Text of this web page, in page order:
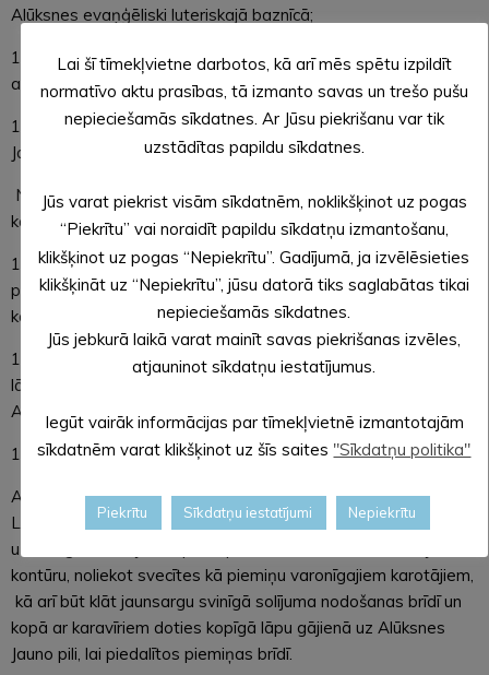
Alūksnes evaņģēliski luteriskajā baznīcā;
10.30 – ziedu nolikšana pie Lāčplēša Kara ordeņa kavalieru
atdusas vietām Alūksnes Lielajos kapos un Garnizona kapos;
15.30 – jauktā kora “Burtnieks” svētku koncerts Alūksnes
Jaunajā pilī;
No 16.30 – Latvijas kontūras veidošana pie 7. Siguldas
kājnieku pulka pieminekļa, noliekot svecītes;
17.30 – svētbrīdis un ziedu nolikšana pie 7. Siguldas kājnieku
pulka pieminekļa, pieminot Brīvības cīņās kritušos pulka
karavīrus. Jaunsargu svinīgais solījums;
18.00 – ikviens iedzīvotājs aicināts kopā ar karavīriem doties
lāpu gājienā no 7. Siguldas kājnieku pulka pieminekļa uz
Alūksnes Jauno pili;
18.30 – piemiņas brīdis pie Alūksnes Jaunās pils.
Aicinām novada iestādes un iedzīvotājus iesaistīties
Lāčplēša dienas pasākumos, apmeklējot koncertu, dodoties
uz 7. Siguldas kājnieku pulka pieminekli, lai veidotu Latvijas
kontūru, noliekot svecītes kā piemiņu varonīgajiem karotājiem,
kā arī būt klāt jaunsargu svinīgā solījuma nodošanas brīdī un
kopā ar karavīriem doties kopīgā lāpu gājienā uz Alūksnes
Jauno pili, lai piedalītos piemiņas brīdī.
Lai šī tīmekļvietne darbotos, kā arī mēs spētu izpildīt
normatīvo aktu prasības, tā izmanto savas un trešo pušu
nepieciešamās sīkdatnes. Ar Jūsu piekrišanu var tik
uzstādītas papildu sīkdatnes.
Jūs varat piekrist visām sīkdatnēm, noklikšķinot uz pogas
“Piekrītu” vai noraidīt papildu sīkdatņu izmantošanu,
klikšķinot uz pogas “Nepiekrītu”. Gadījumā, ja izvēlēsieties
klikšķināt uz “Nepiekrītu”, jūsu datorā tiks saglabātas tikai
nepieciešamās sīkdatnes.
Jūs jebkurā laikā varat mainīt savas piekrišanas izvēles,
atjauninot sīkdatņu iestatījumus.
Iegūt vairāk informācijas par tīmekļvietnē izmantotajām
sīkdatnēm varat klikšķinot uz šīs saites "Sīkdatņu politika"
Piekrītu Sīkdatņu iestatījumi Nepiekrītu